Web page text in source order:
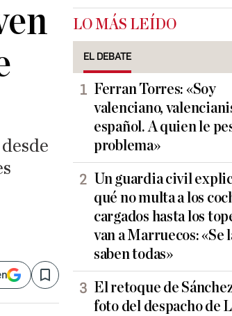
Save
LO MÁS LEÍDO
EL DEBATE
Ferran Torres: «Soy
valenciano,
español. A quien le
problema»
Un guardia civil
qué no multa a los
cargados hasta los
van a Marruecos: «Se
saben todas»
El retoque de
foto del despacho de